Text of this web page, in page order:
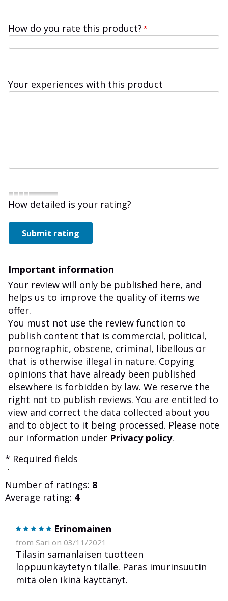
How do you rate this product? *
Your experiences with this product
How detailed is your rating?
Submit rating
Important information
Your review will only be published here, and
helps us to improve the quality of items we
offer.
You must not use the review function to
publish content that is commercial, political,
pornographic, obscene, criminal, libellous or
that is otherwise illegal in nature. Copying
opinions that have already been published
elsewhere is forbidden by law. We reserve the
right not to publish reviews. You are entitled to
view and correct the data collected about you
and to object to it being processed. Please note
our information under Privacy policy.
* Required fields
Number of ratings: 8
Average rating: 4
Erinomainen
from Sari on 03/11/2021
Tilasin samanlaisen tuotteen
loppuunkäytetyn tilalle. Paras imurinsuutin
mitä olen ikinä käyttänyt.